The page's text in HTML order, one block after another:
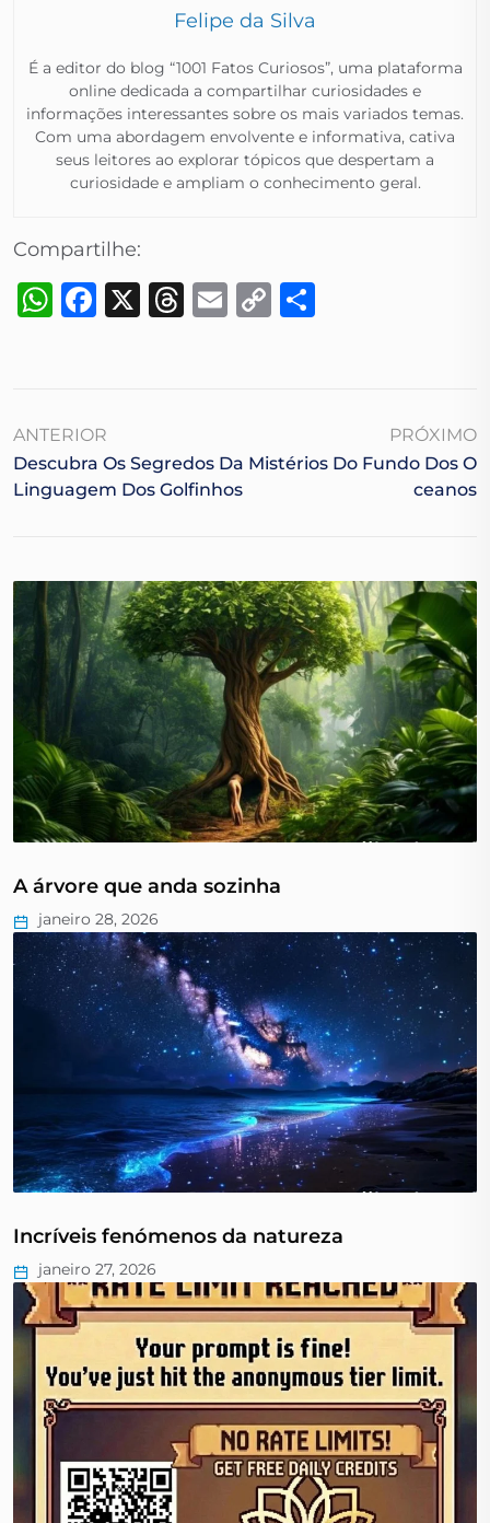
Felipe da Silva
É a editor do blog “1001 Fatos Curiosos”, uma plataforma
online dedicada a compartilhar curiosidades e
informações interessantes sobre os mais variados temas.
Com uma abordagem envolvente e informativa, cativa
seus leitores ao explorar tópicos que despertam a
curiosidade e ampliam o conhecimento geral.​
Compartilhe:
WhatsApp
Facebook
X Threads
Email
Copy
ANTERIOR
Descubra Os Segredos Da
Linguagem Dos Golfinhos
PRÓXIMO
Mistérios Do Fundo Dos O
Ceanos
A árvore que anda sozinha
janeiro 28, 2026
Incríveis fenómenos da natureza
janeiro 27, 2026